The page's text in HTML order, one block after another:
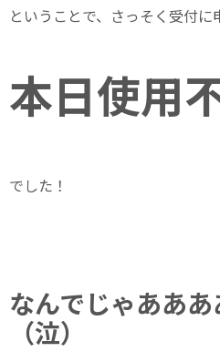
ということで、さっそく受付に
本日使用
でした！
なんでじゃあああ
（泣）